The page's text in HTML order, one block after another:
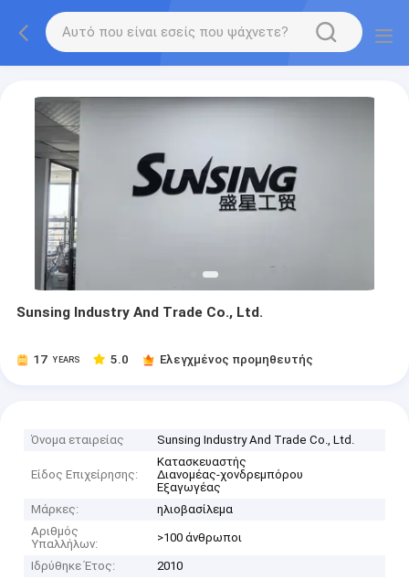
Sunsing Industry And Trade Co., Ltd.
17 YEARS 5.0 Ελεγχμένος προμηθευτής
Όνομα εταιρείας Sunsing Industry And Trade Co., Ltd.
Είδος Επιχείρησης:
Κατασκευαστής
Διανομέας-χονδρεμπόρου
Εξαγωγέας
Μάρκες:
ηλιοβασίλεμα
Αριθμός
Υπαλλήλων:
>100 άνθρωποι
Ιδρύθηκε Έτος:
2010